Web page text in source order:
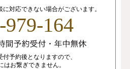
に対応できない場合がございます。
979-164
付予約後となりますので、
はお繋ぎできません。